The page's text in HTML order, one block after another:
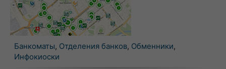
Банкоматы, Отделения банков, Обменники,
Инфокиоски